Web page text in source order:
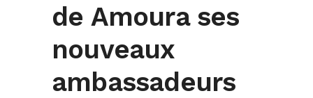
de Amoura ses
nouveaux
ambassadeurs